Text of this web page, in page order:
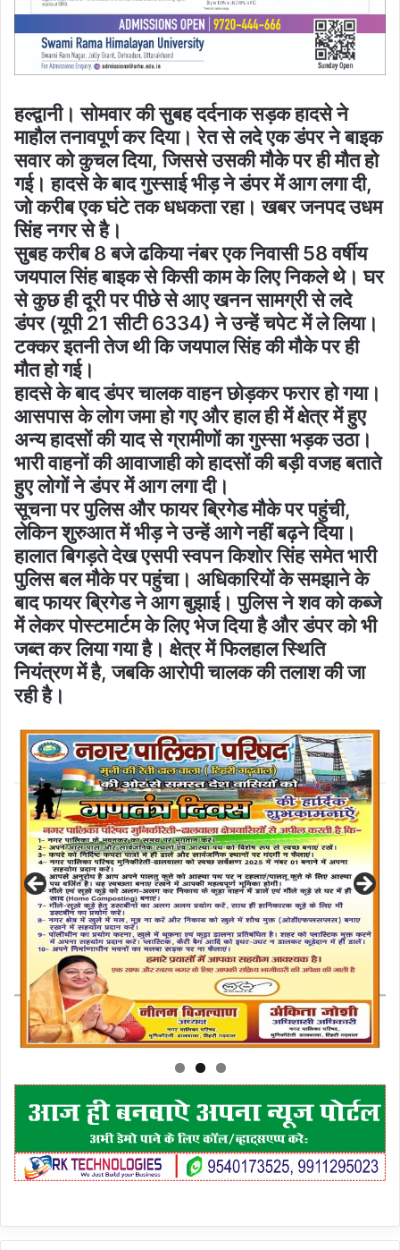
हल्द्वानी। सोमवार की सुबह दर्दनाक सड़क हादसे ने
माहौल तनावपूर्ण कर दिया। रेत से लदे एक डंपर ने बाइक
सवार को कुचल दिया, जिससे उसकी मौके पर ही मौत हो
गई। हादसे के बाद गुस्साई भीड़ ने डंपर में आग लगा दी,
जो करीब एक घंटे तक धधकता रहा। खबर जनपद उधम
सिंह नगर से है।
सुबह करीब 8 बजे ढकिया नंबर एक निवासी 58 वर्षीय
जयपाल सिंह बाइक से किसी काम के लिए निकले थे। घर
से कुछ ही दूरी पर पीछे से आए खनन सामग्री से लदे
डंपर (यूपी 21 सीटी 6334) ने उन्हें चपेट में ले लिया।
टक्कर इतनी तेज थी कि जयपाल सिंह की मौके पर ही
मौत हो गई।
हादसे के बाद डंपर चालक वाहन छोड़कर फरार हो गया।
आसपास के लोग जमा हो गए और हाल ही में क्षेत्र में हुए
अन्य हादसों की याद से ग्रामीणों का गुस्सा भड़क उठा।
भारी वाहनों की आवाजाही को हादसों की बड़ी वजह बताते
हुए लोगों ने डंपर में आग लगा दी।
सूचना पर पुलिस और फायर ब्रिगेड मौके पर पहुंची,
लेकिन शुरुआत में भीड़ ने उन्हें आगे नहीं बढ़ने दिया।
हालात बिगड़ते देख एसपी स्वपन किशोर सिंह समेत भारी
पुलिस बल मौके पर पहुंचा। अधिकारियों के समझाने के
बाद फायर ब्रिगेड ने आग बुझाई। पुलिस ने शव को कब्जे
में लेकर पोस्टमार्टम के लिए भेज दिया है और डंपर को भी
जब्त कर लिया गया है। क्षेत्र में फिलहाल स्थिति
नियंत्रण में है, जबकि आरोपी चालक की तलाश की जा
रही है।